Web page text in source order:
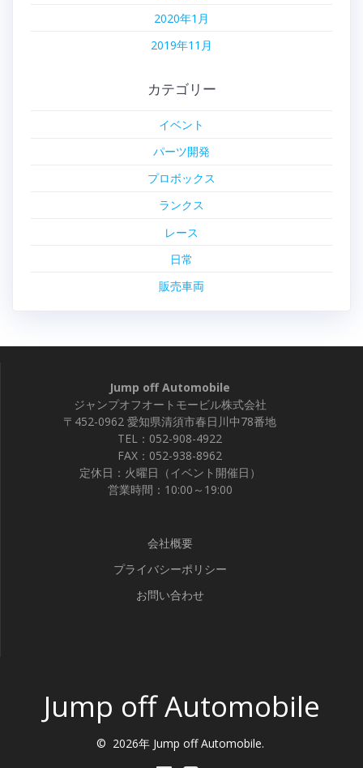
2020年1月
2019年11月
カテゴリー
イベント
パーツ開発
プロボックス
ランクス
レース
日常
販売車両
Jump off Automobile
ジャンプオフオートモービル株式会社
〒452-0962 愛知県清須市春日川中78番地
TEL：052-908-4922
FAX：052-938-8962
定休日：火曜日（イベント開催日）
営業時間：10:00～19:00
会社概要
プライバシーポリシー
お問い合わせ
Jump off Automobile
© 2026年 Jump off Automobile.